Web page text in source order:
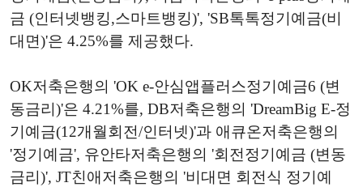
금 (인터넷뱅킹,스마트뱅킹)', 'SB톡톡정기예금(비
대면)'은 4.25%를 제공했다.
OK저축은행의 'OK e-안심앱플러스정기예금6 (변
동금리)'은 4.21%를, DB저축은행의 'DreamBig E-정
기예금(12개월회전/인터넷)'과 애큐온저축은행의
'정기예금', 유안타저축은행의 '회전정기예금 (변동
금리)', JT친애저축은행의 '비대면 회전식 정기예